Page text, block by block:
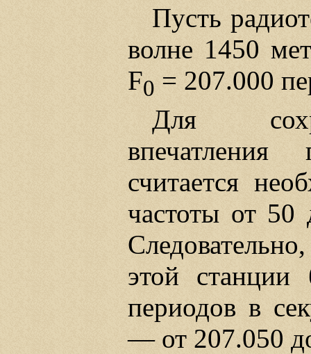
Пусть
волне 1450
F0 = 207.000
Для
считается
частоты от 50
этой
периодов в
— от 207.050